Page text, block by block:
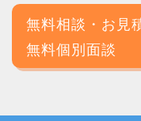
無料相談・お見
無料個別面談